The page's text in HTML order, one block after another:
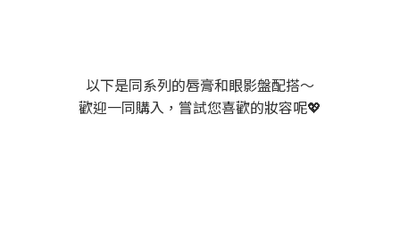
以下是同系列的唇膏和眼影盤配搭～
歡迎一同購入，嘗試您喜歡的妝容呢💖